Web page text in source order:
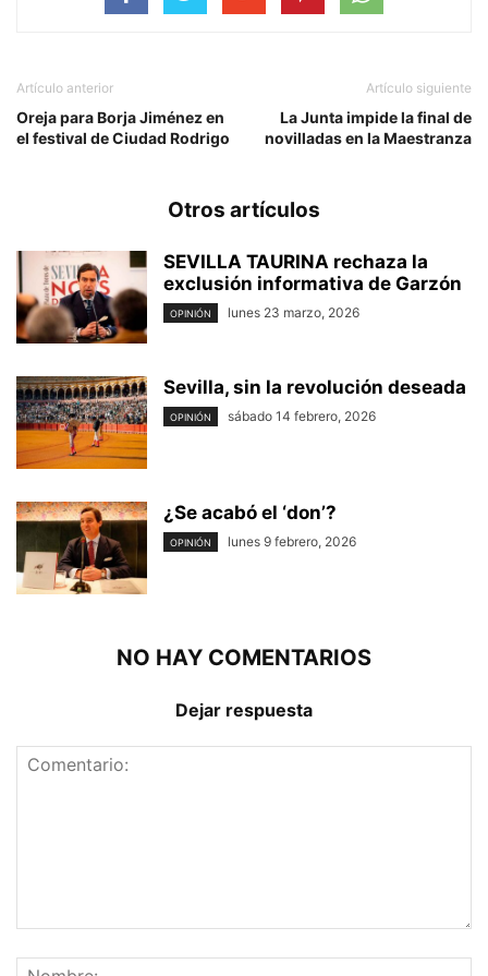
Artículo anterior
Oreja para Borja Jiménez en
el festival de Ciudad Rodrigo
Artículo siguiente
La Junta impide la final de
novilladas en la Maestranza
Otros artículos
SEVILLA TAURINA rechaza la
exclusión informativa de Garzón
OPINIÓN lunes 23 marzo, 2026
Sevilla, sin la revolución deseada
OPINIÓN sábado 14 febrero, 2026
¿Se acabó el ‘don’?
OPINIÓN lunes 9 febrero, 2026
NO HAY COMENTARIOS
Dejar respuesta